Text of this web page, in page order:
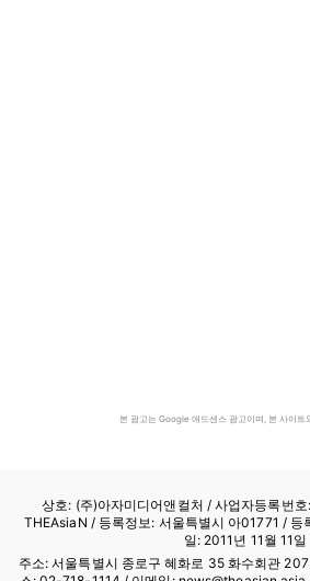
본 광고는 Google 애드센스 광고이며, 본 사이트
상호: (주)아자미디어앤컬처 /사업자등록번
THEAsiaN / 등록정보: 서울특별시 아01771 / 등
일: 2011년 11월 11일
주소: 서울특별시 종로구 혜화로 35 화수회관